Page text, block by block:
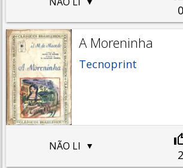
0
A Moreninha
Tecnoprint
NÃO LI
2